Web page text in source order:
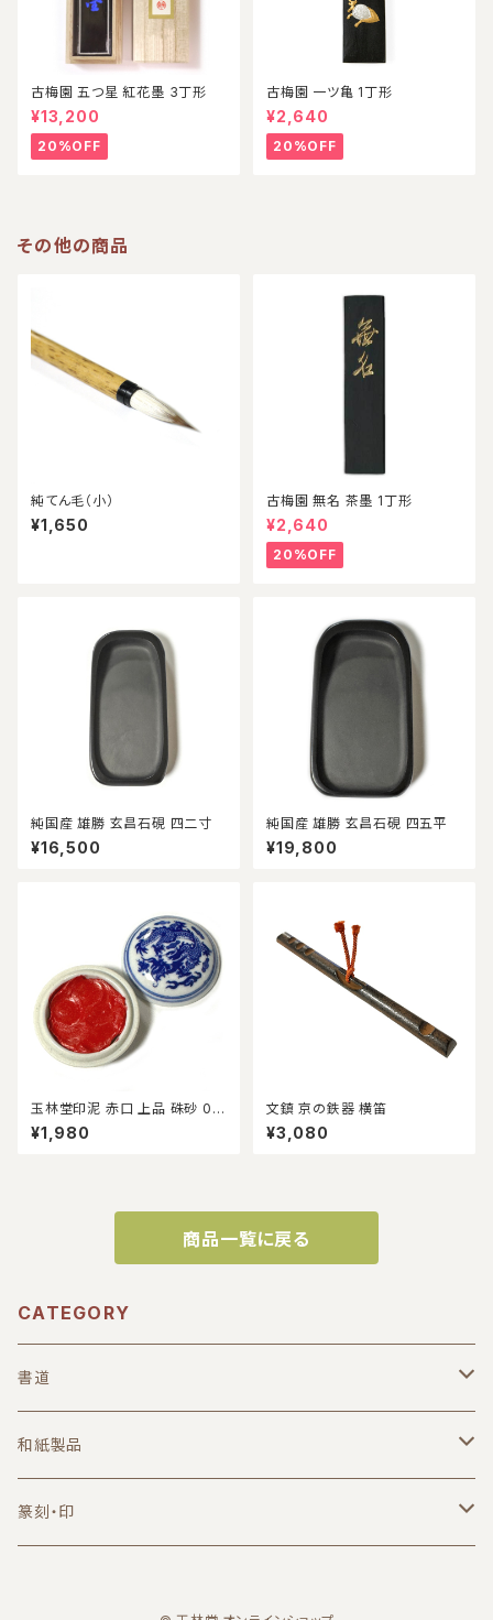
古梅園 五つ星 紅花墨 3丁形
¥13,200
20%OFF
古梅園 一ツ亀 1丁形
¥2,640
20%OFF
その他の商品
純てん毛（小）
¥1,650
古梅園 無名 茶墨 1丁形
¥2,640
20%OFF
純国産 雄勝 玄昌石硯 四二寸
¥16,500
純国産 雄勝 玄昌石硯 四五平
¥19,800
玉林堂印泥 赤口 上品 硃砂 0.2
両装
¥1,980
文鎮 京の鉄器 横笛
¥3,080
商品一覧に戻る
CATEGORY
書道
筆
小筆
墨・墨液
和紙製品
葉書
篆刻・印